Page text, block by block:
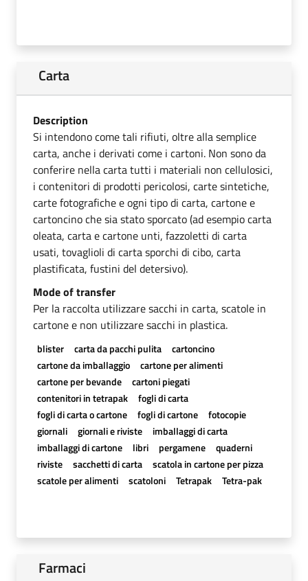
Carta
Description
Si intendono come tali rifiuti, oltre alla semplice
carta, anche i derivati come i cartoni. Non sono da
conferire nella carta tutti i materiali non cellulosici,
i contenitori di prodotti pericolosi, carte sintetiche,
carte fotografiche e ogni tipo di carta, cartone e
cartoncino che sia stato sporcato (ad esempio carta
oleata, carta e cartone unti, fazzoletti di carta
usati, tovaglioli di carta sporchi di cibo, carta
plastificata, fustini del detersivo).
Mode of transfer
Per la raccolta utilizzare sacchi in carta, scatole in
cartone e non utilizzare sacchi in plastica.
blister carta da pacchi pulita
cartoncino
cartone da imballaggio
cartone per alimenti
cartone per bevande
cartoni piegati
contenitori in tetrapak
fogli di carta
fogli di carta o cartone
fogli di cartone
fotocopie
giornali
giornali e riviste
imballaggi di carta
imballaggi di cartone
libri pergamene
quaderni
riviste
sacchetti di carta
scatola in cartone per pizza
scatole per alimenti
scatoloni Tetrapak Tetra-pak
Farmaci